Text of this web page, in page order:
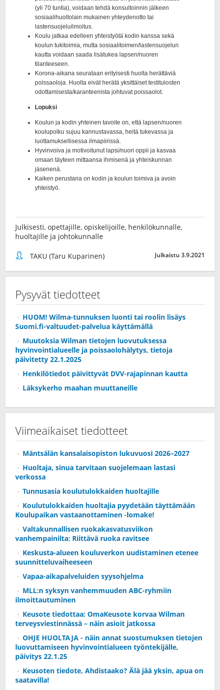
Julkisesti, opettajille, opiskelijoille, henkilökunnalle,
huoltajille ja johtokunnalle
TAKU (Taru Kuparinen) Julkaistu 3.9.2021
Pysyvät tiedotteet
HUOM! Wilma-tunnuksen luonti tai roolin lisäys
Suomi.fi-valtuudet-palvelua käyttämällä
Muutoksia Wilman tietojen luovutuksessa
hyvinvointialueelle ja poissaolohälytys, tietoja
päivitetty 22.1.2025
Henkilötiedot päivittyvät DVV-rajapinnan kautta
Läksykerho maahan muuttaneille
Viimeaikaiset tiedotteet
Mäntsälän kansalaisopiston lukuvuosi 2026–2027
Huoltaja, sinua tarvitaan suojelemaan lastasi
verkossa
Tunnusasia koulutulokkaiden huoltajille
Koulutulokkaiden huoltajia pyydetään täyttämään
Koulupaikan vastaanottaminen -lomake!
Valtakunnallisen ruokakasvatusviikon
vanhempainilta: Riittävä ruoka ravitsee
Keskusta-alueen kouluverkon uudistaminen etenee
suunnitteluvaiheeseen
Vapaa-aikapalveluiden syysohjelma
MLL:n syksyn vanhemmuuden ABC-ryhmiin
ilmoittautuminen
Keusote tiedottaa: OmaKeusote korvaa Wilman
terveysviestinnässä – näin asioit jatkossa
OHJE HUOLTAJA - näin annat suostumuksen tietojen
luovuttamiseen hyvinvointialueen työntekijälle,
päivitys 22.1.25
Keusoten tiedote, Ahdistaako? Älä jää yksin, apua on
saatavilla!